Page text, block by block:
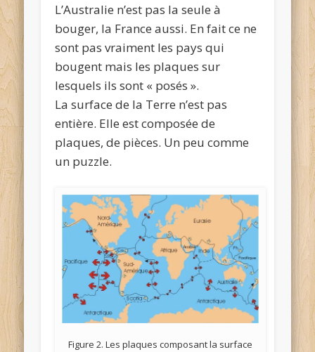
L’Australie n’est pas la seule à
bouger, la France aussi. En fait ce ne
sont pas vraiment les pays qui
bougent mais les plaques sur
lesquels ils sont « posés ».
La surface de la Terre n’est pas
entière. Elle est composée de
plaques, de pièces. Un peu comme
un puzzle.
Figure 2. Les plaques composant la surface